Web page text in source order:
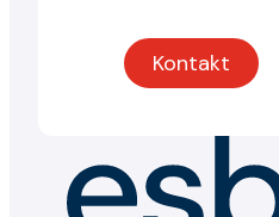
Kontakt